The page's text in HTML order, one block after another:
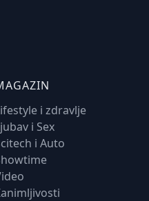
i zdravlje
i Sex
i Auto